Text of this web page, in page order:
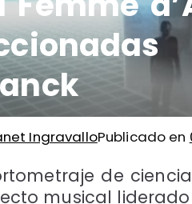
IngravalloPublicado en
de
musical